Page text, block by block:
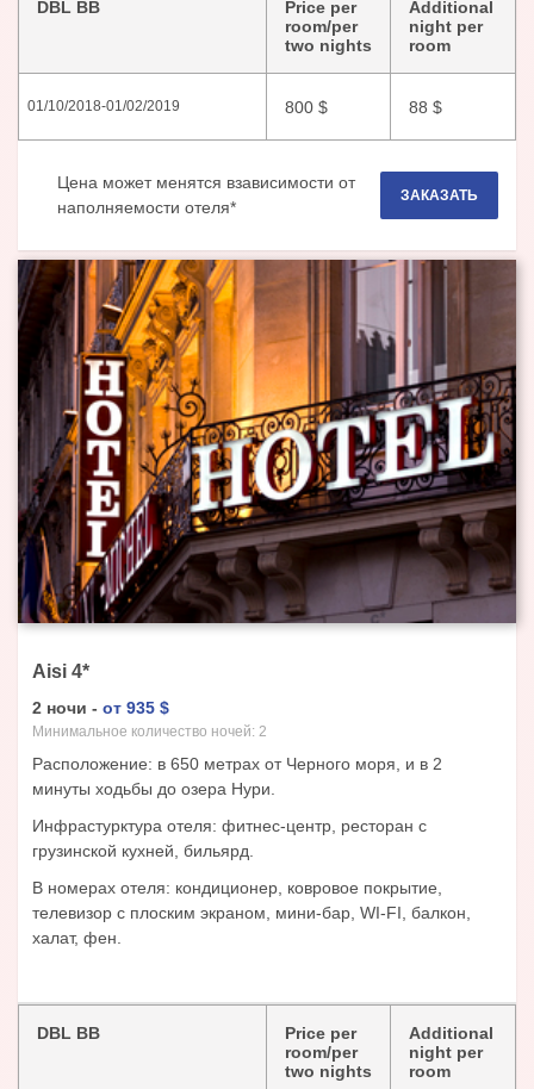
DBL BB
Price per
room/per
two nights
Additional
night per
room
01/10/2018-01/02/2019 800 $ 88 $
Цена может менятся взависимости от
наполняемости отеля*
ЗАКАЗАТЬ
Aisi 4*
2 ночи - от 935 $
Минимальное количество ночей: 2
Расположение: в 650 метрах от Черного моря, и в 2
минуты ходьбы до озера Нури.
Инфрастурктура отеля: фитнес-центр, ресторан с
грузинской кухней, бильярд.
В номерах отеля: кондиционер, ковровое покрытие,
телевизор с плоским экраном, мини-бар, WI-FI, балкон,
халат, фен.
DBL BB
Price per
room/per
two nights
Additional
night per
room